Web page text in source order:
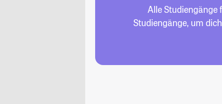
Alle
Studiengänge, um